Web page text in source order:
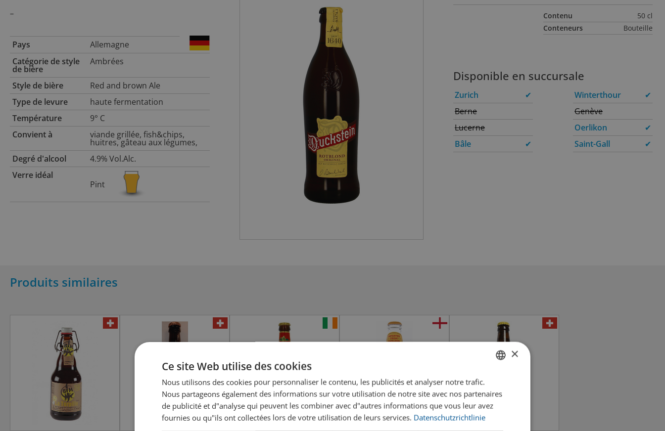
–
Pays
Allemagne
Catégorie de style
de bière
Ambrées
Style de bière
Red and brown Ale
Type de levure
haute fermentation
Température
9° C
Convient à
viande grillée, fish&chips,
huitres, gâteau aux légumes,
Degré d'alcool
4.9% Vol.Alc.
Verre idéal
Pint
Contenu
50 cl
Conteneurs
Bouteille
Disponible en succursale
Zurich
✔
Berne
Lucerne
Bâle
✔
Winterthour
✔
Genève
Oerlikon
✔
Saint-Gall
✔
Produits similaires
FRENCH
×
Ce site Web utilise des cookies
Nous utilisons des cookies pour personnaliser le contenu, les publicités et analyser notre trafic.
Nous partageons également des informations sur votre utilisation de notre site avec nos partenaires
de publicité et d"analyse qui peuvent les combiner avec d"autres informations que vous leur avez
fournies ou qu"ils ont collectées lors de votre utilisation de leurs services. Datenschutzrichtlinie